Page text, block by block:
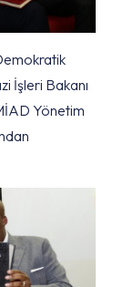
İşleri Bakanı
Yönetim